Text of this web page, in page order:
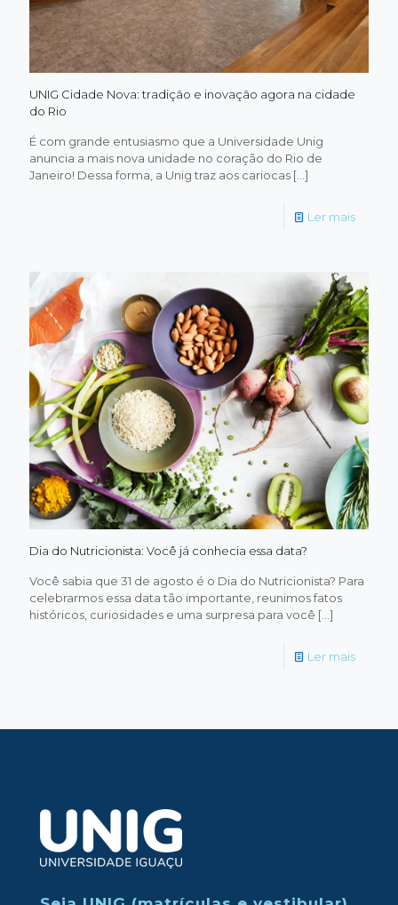
UNIG Cidade Nova: tradição e inovação agora na cidade
do Rio
É com grande entusiasmo que a Universidade Unig
anuncia a mais nova unidade no coração do Rio de
Janeiro! Dessa forma, a Unig traz aos cariocas […]
Ler mais-
Nova:
e
agora
na
cidade
do
Rio
Dia do Nutricionista: Você já conhecia essa data?
Você sabia que 31 de agosto é o Dia do Nutricionista? Para
celebrarmos essa data tão importante, reunimos fatos
históricos, curiosidades e uma surpresa para você […]
Ler mais-